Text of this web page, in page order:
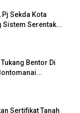
Sekda Kota
Serentak...
Bentor Di
Sertifikat Tanah